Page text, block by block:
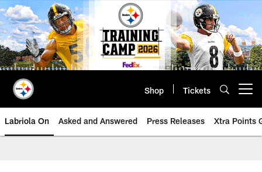
Skip
to
main
content
Shop Tickets
Labriola On Asked and Answered Press Releases Xtra Points